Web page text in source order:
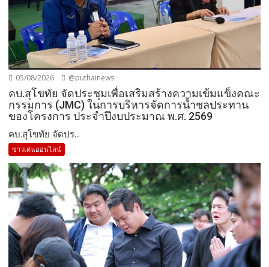
05/08/2026 @puthainews
คบ.สุโขทัย จัดประชุมเพื่อเสริมสร้างความเข้มแข็งคณะ
กรรมการ (JMC) ในการบริหารจัดการน้ำชลประทาน
ของโครงการ ประจำปึงบประมาณ พ.ศ. 2569
คบ.สุโขทัย จัดปร...
ข่าวเด่นออนไลน์